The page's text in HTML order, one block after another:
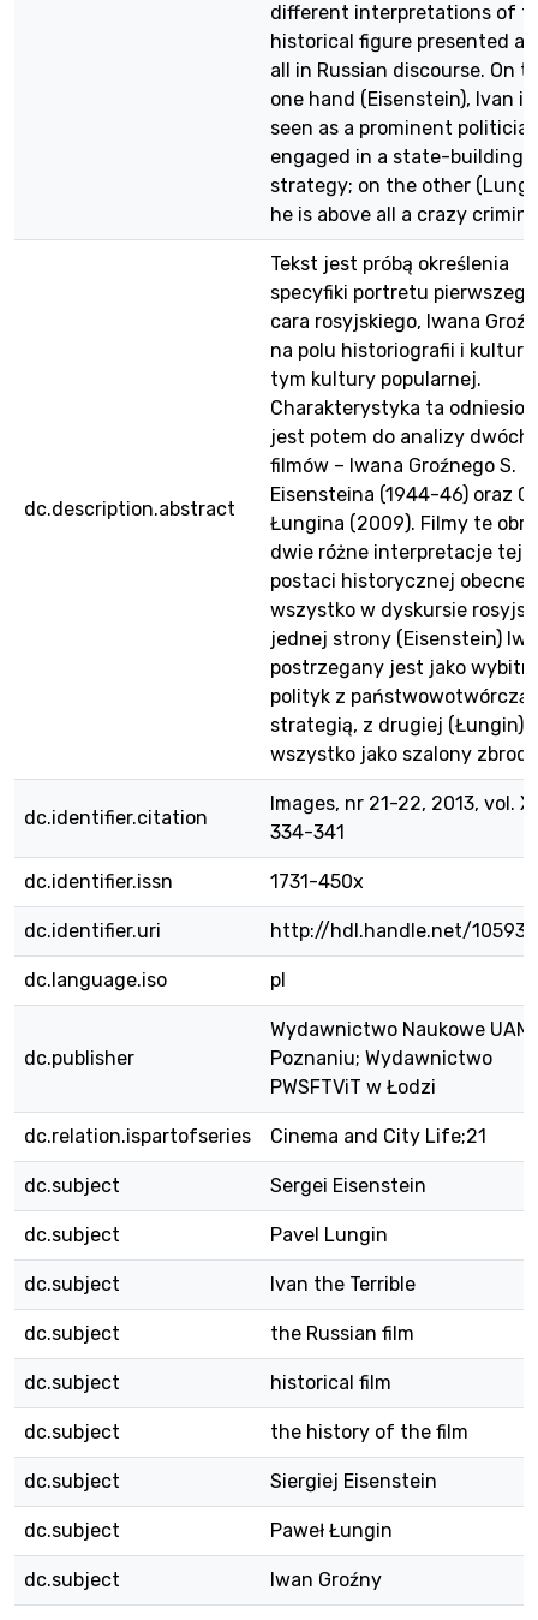
different interpretations of
historical figure presented
all in Russian discourse. On
one hand (Eisenstein), Ivan is
seen as a prominent
engaged in a state-building
strategy; on the other
he is above all a crazy
dc.description.abstract
Tekst jest próbą określenia
specyfiki portretu pierwszego
cara rosyjskiego, Iwana
na polu historiografii i
tym kultury popularnej.
Charakterystyka ta
jest potem do analizy dwóch
filmów – Iwana Groźnego S.
Eisensteina (1944-46) oraz
Łungina (2009). Filmy te
dwie różne interpretacje tej
postaci historycznej obecne
wszystko w dyskursie
jednej strony (Eisenstein)
postrzegany jest jako
polityk z państwowotwórczą
strategią, z drugiej (Łungin)
wszystko jako szalony
dc.identifier.citation
Images, nr 21-22, 2013, vol.
334-341
dc.identifier.issn 1731-450x
dc.identifier.uri http://hdl.handle.net/10593/
dc.language.iso pl
dc.publisher
Wydawnictwo Naukowe UAM
Poznaniu; Wydawnictwo
PWSFTViT w Łodzi
dc.relation.ispartofseries Cinema and City Life;21
dc.subject Sergei Eisenstein
dc.subject Pavel Lungin
dc.subject Ivan the Terrible
dc.subject the Russian film
dc.subject historical film
dc.subject the history of the film
dc.subject Siergiej Eisenstein
dc.subject Paweł Łungin
dc.subject Iwan Groźny